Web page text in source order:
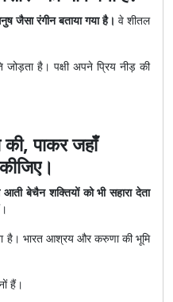
जैसा रंगीन बताया गया है। वे शीतल
है। पक्षी अपने प्रिय नीड़ की
पाकर जहाँ
बेचैन शक्तियों को भी सहारा देता
है। भारत आश्रय और करुणा की भूमि
हैं।